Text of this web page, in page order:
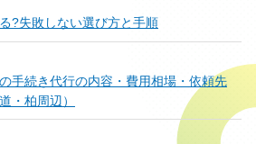
?失敗しない選び方と手順
手続き代行の内容・費用相場・依頼先
・柏周辺）